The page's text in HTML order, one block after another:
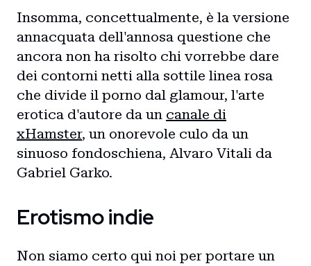
Insomma, concettualmente, è la versione
annacquata dell'annosa questione che
ancora non ha risolto chi vorrebbe dare
dei contorni netti alla sottile linea rosa
che divide il porno dal glamour, l'arte
erotica d'autore da un canale di
xHamster, un onorevole culo da un
sinuoso fondoschiena, Alvaro Vitali da
Gabriel Garko.
Erotismo indie
Non siamo certo qui noi per portare un